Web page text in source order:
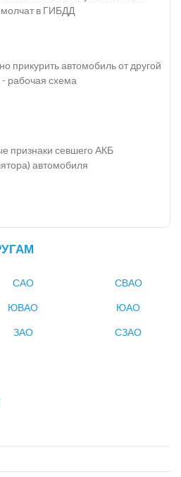
молчат в ГИБДД
прикурить автомобиль от другой
рабочая схема
признаки севшего АКБ
автомобиля
САО СВАО
ЮВАО ЮАО
ЗАО СЗАО